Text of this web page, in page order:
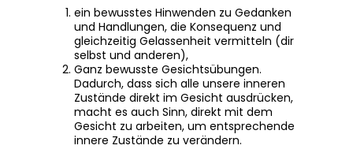
ein bewusstes Hinwenden zu Gedanken
und Handlungen, die Konsequenz und
gleichzeitig Gelassenheit vermitteln (dir
selbst und anderen),
Ganz bewusste Gesichtsübungen.
Dadurch, dass sich alle unsere inneren
Zustände direkt im Gesicht ausdrücken,
macht es auch Sinn, direkt mit dem
Gesicht zu arbeiten, um entsprechende
innere Zustände zu verändern.